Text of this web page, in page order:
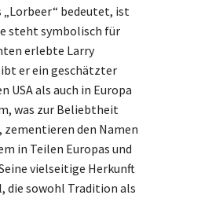
bedeutet, ist
steht symbolisch für
erlebte Larry
er ein geschätzter
USA als auch in Europa
was zur Beliebtheit
den Namen
in Teilen Europas und
vielseitige Herkunft
die sowohl Tradition als